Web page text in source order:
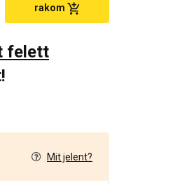
rakom
felett
Mit jelent?